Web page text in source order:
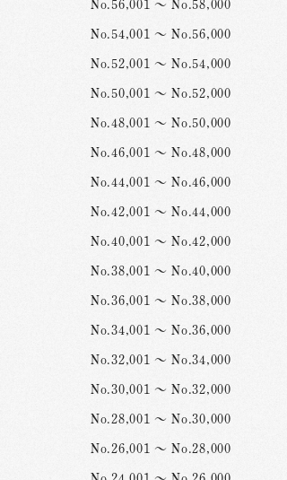
No.56,001 ～ No.58,000
No.54,001 ～ No.56,000
No.52,001 ～ No.54,000
No.50,001 ～ No.52,000
No.48,001 ～ No.50,000
No.46,001 ～ No.48,000
No.44,001 ～ No.46,000
No.42,001 ～ No.44,000
No.40,001 ～ No.42,000
No.38,001 ～ No.40,000
No.36,001 ～ No.38,000
No.34,001 ～ No.36,000
No.32,001 ～ No.34,000
No.30,001 ～ No.32,000
No.28,001 ～ No.30,000
No.26,001 ～ No.28,000